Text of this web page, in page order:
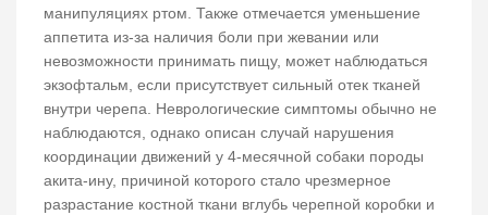
манипуляциях ртом. Также отмечается уменьшение
аппетита из-за наличия боли при жевании или
невозможности принимать пищу, может наблюдаться
экзофтальм, если присутствует сильный отек тканей
внутри черепа. Неврологические симптомы обычно не
наблюдаются, однако описан случай нарушения
координации движений у 4-месячной собаки породы
акита-ину, причиной которого стало чрезмерное
разрастание костной ткани вглубь черепной коробки и